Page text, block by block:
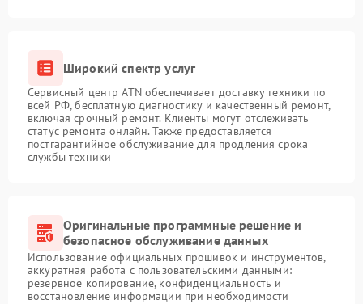
Широкий спектр услуг
Сервисный центр ATN обеспечивает доставку техники по
всей РФ, бесплатную диагностику и качественный ремонт,
включая срочный ремонт. Клиенты могут отслеживать
статус ремонта онлайн. Также предоставляется
постгарантийное обслуживание для продления срока
службы техники
Оригинальные программные решение и
безопасное обслуживание данных
Использование официальных прошивок и инструментов,
аккуратная работа с пользовательскими данными:
резервное копирование, конфиденциальность и
восстановление информации при необходимости